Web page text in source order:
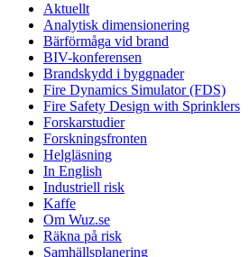
Aktuellt
Analytisk dimensionering
Bärförmåga vid brand
BIV-konferensen
Brandskydd i byggnader
Fire Dynamics Simulator (FDS)
Fire Safety Design with Sprinklers
Forskarstudier
Forskningsfronten
Helgläsning
In English
Industriell risk
Kaffe
Om Wuz.se
Räkna på risk
Samhällsplanering